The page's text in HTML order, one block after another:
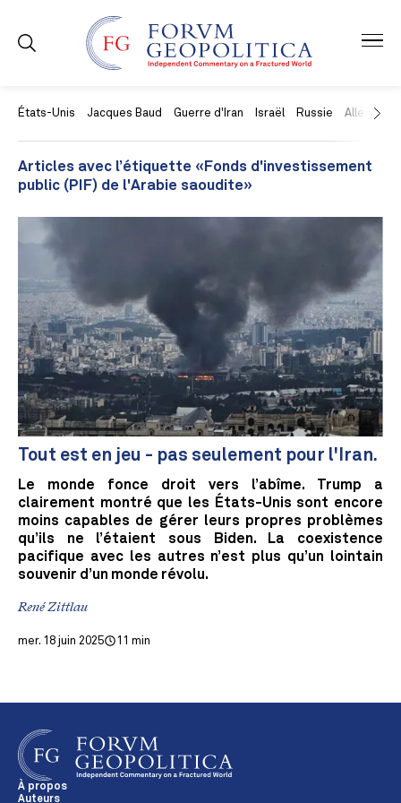
États-Unis Jacques Baud Guerre d'Iran Israël Russie Allemagne
Articles avec l’étiquette «Fonds d'investissement
public (PIF) de l'Arabie saoudite»
Tout est en jeu - pas seulement pour l'Iran.
Le monde fonce droit vers l’abîme. Trump a
clairement montré que les États-Unis sont encore
moins capables de gérer leurs propres problèmes
qu’ils ne l’étaient sous Biden. La coexistence
pacifique avec les autres n’est plus qu’un lointain
souvenir d’un monde révolu.
René Zittlau
mer. 18 juin 2025 11 min
À propos
Auteurs